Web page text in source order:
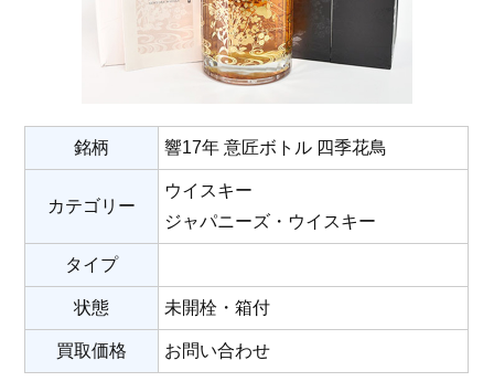
銘柄 響17年 意匠ボトル 四季花鳥
カテゴリー
ウイスキー
ジャパニーズ・ウイスキー
タイプ
状態 未開栓・箱付
買取価格 お問い合わせ